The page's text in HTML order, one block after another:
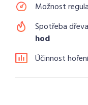
Možnost
Spotřeba
hod
Účinnost